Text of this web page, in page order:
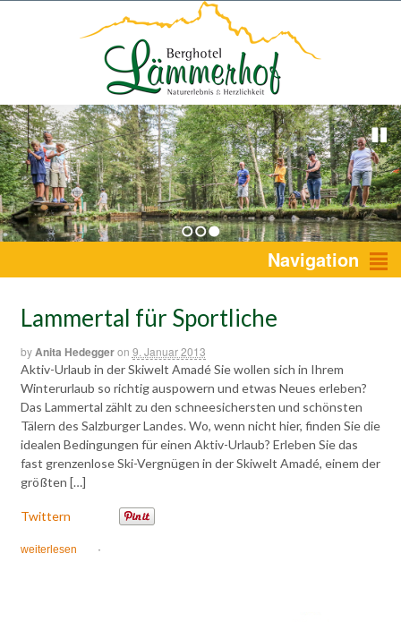
1 2 3 Navigation
Lammertal für Sportliche
byAnita Hedeggeron 9. Januar 2013
Aktiv-Urlaub in der Skiwelt Amadé Sie wollen sich in Ihrem
Winterurlaub so richtig auspowern und etwas Neues erleben?
Das Lammertal zählt zu den schneesichersten und schönsten
Tälern des Salzburger Landes. Wo, wenn nicht hier, finden Sie die
idealen Bedingungen für einen Aktiv-Urlaub? Erleben Sie das
fast grenzenlose Ski-Vergnügen in der Skiwelt Amadé, einem der
größten […]
Twittern
weiterlesen ·